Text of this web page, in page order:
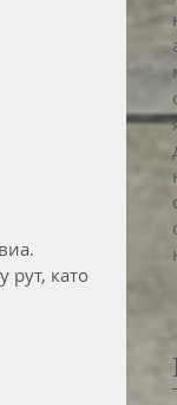
рут, като